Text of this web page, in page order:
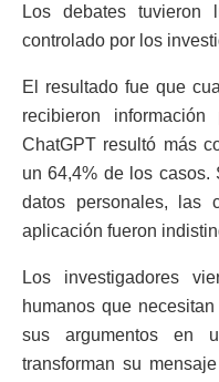
Los debates
controlado por los
El resultado fue que
recibieron
ChatGPT resultó más
un 64,4% de los casos.
datos personales, las
aplicación fueron
Los investigadores
humanos que
sus argumentos en
transforman su